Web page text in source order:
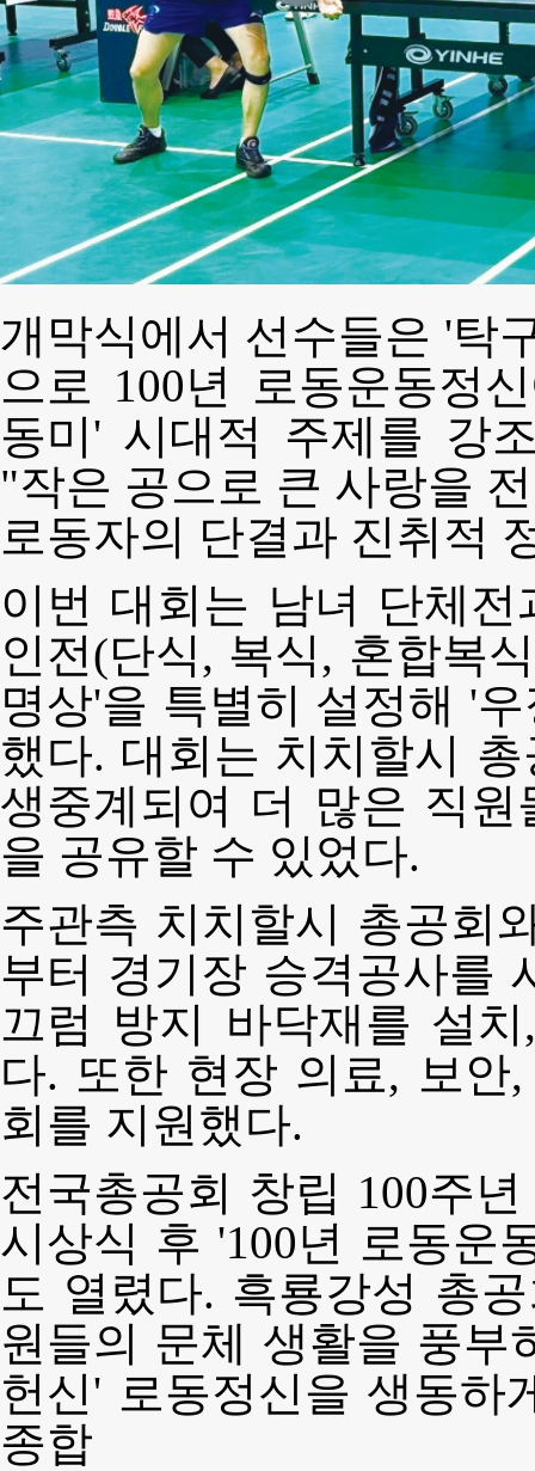
개막식에서 선수들은 '탁
으로 100년 로동운동정
동미' 시대적 주제를 강
"작은 공으로 큰 사랑을
로동자의 단결과 진취적
이번 대회는 남녀 단체
인전(단식, 복식, 혼합복
명상'을 특별히 설정해 '
했다. 대회는 치치할시
생중계되여 더 많은 직
을 공유할 수 있었다.
주관측 치치할시 총공회
부터 경기장 승격공사를
끄럼 방지 바닥재를 설
다. 또한 현장 의료, 보안
회를 지원했다.
전국총공회 창립 100주
시상식 후 '100년 로동운
도 열렸다. 흑룡강성 총
원들의 문체 생활을 풍부
헌신' 로동정신을 생동하
종합